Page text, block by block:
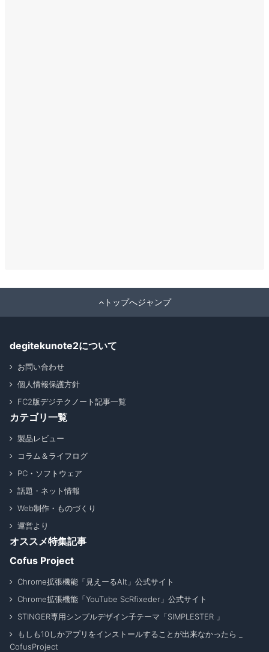
トップへジャンプ
degitekunote2について
お問い合わせ
個人情報保護方針
FC2版デジテクノート記事一覧
カテゴリ一覧
製品レビュー
コラム＆ライフログ
PC・ソフトウェア
話題・ネット情報
Web制作・ものづくり
運営より
オススメ特集記事
Cofus Project
Chrome拡張機能「見えーるAlt」公式サイト
Chrome拡張機能「YouTube ScRfixeder」公式サイト
STINGER専用シンプルデザイン子テーマ「SIMPLESTER 」
もしも10しかアプリをインストールすることが出来なかったら _
CofusProject